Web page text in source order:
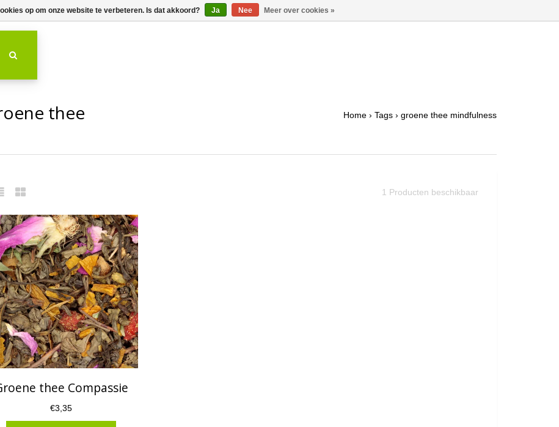
thee
Home › Tags › groene thee mindfulness
1 Producten beschikbaar
thee Compassie
€3,35
op om onze website te verbeteren. Is dat akkoord? Ja Nee Meer over cookies »